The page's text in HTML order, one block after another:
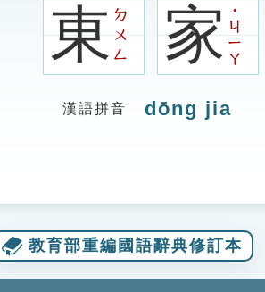
東ㄉ
ㄨ
ㄥ
家 ˙
ㄐ
ㄧ
ㄚ
漢語拼音 dōng jia
教育部重編國語辭典修訂本